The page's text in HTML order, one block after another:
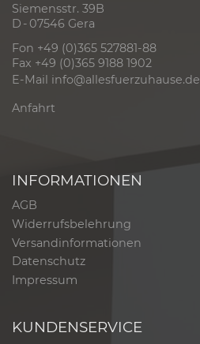
Siemensstr. 39B
D - 07546 Gera
Fon +49 (0)365 527881-88
Fax +49 (0)365 9188 1902
E-Mail info@allesfuerzuhause.de
Anfahrt
INFORMATIONEN
AGB
Widerrufsbelehrung
Versandinformationen
Datenschutz
Impressum
KUNDENSERVICE